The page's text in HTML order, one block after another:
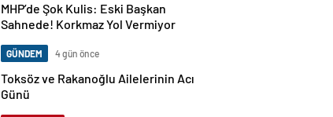
MHP’de Şok Kulis: Eski Başkan
Sahnede! Korkmaz Yol Vermiyor
GÜNDEM 4 gün önce
Toksöz ve Rakanoğlu Ailelerinin Acı
Günü